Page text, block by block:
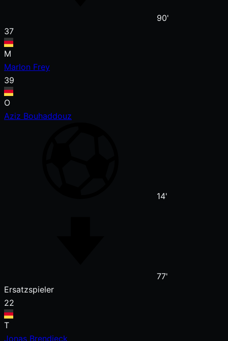
90'
37
M
Marlon Frey
39
O
Aziz Bouhaddouz
14'
77'
Ersatzspieler
22
T
Jonas Brendieck